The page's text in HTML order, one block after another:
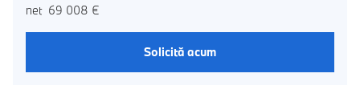
net 69 008 €
Solicită acum